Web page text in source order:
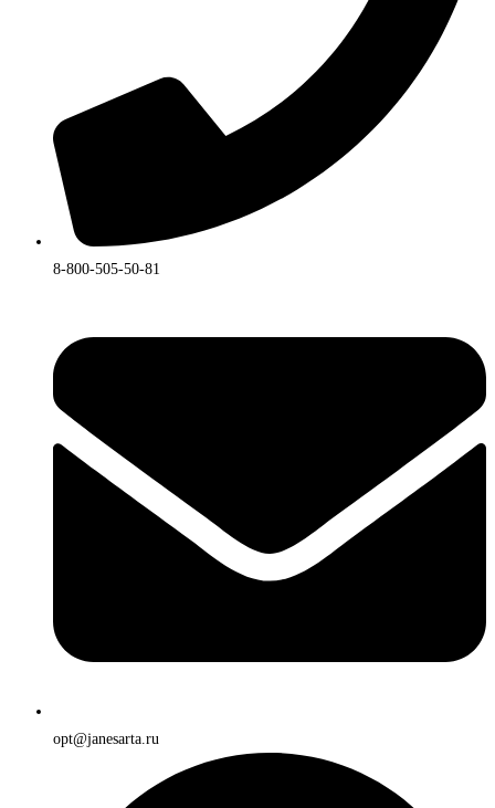
8-800-505-50-81
opt@janesarta.ru